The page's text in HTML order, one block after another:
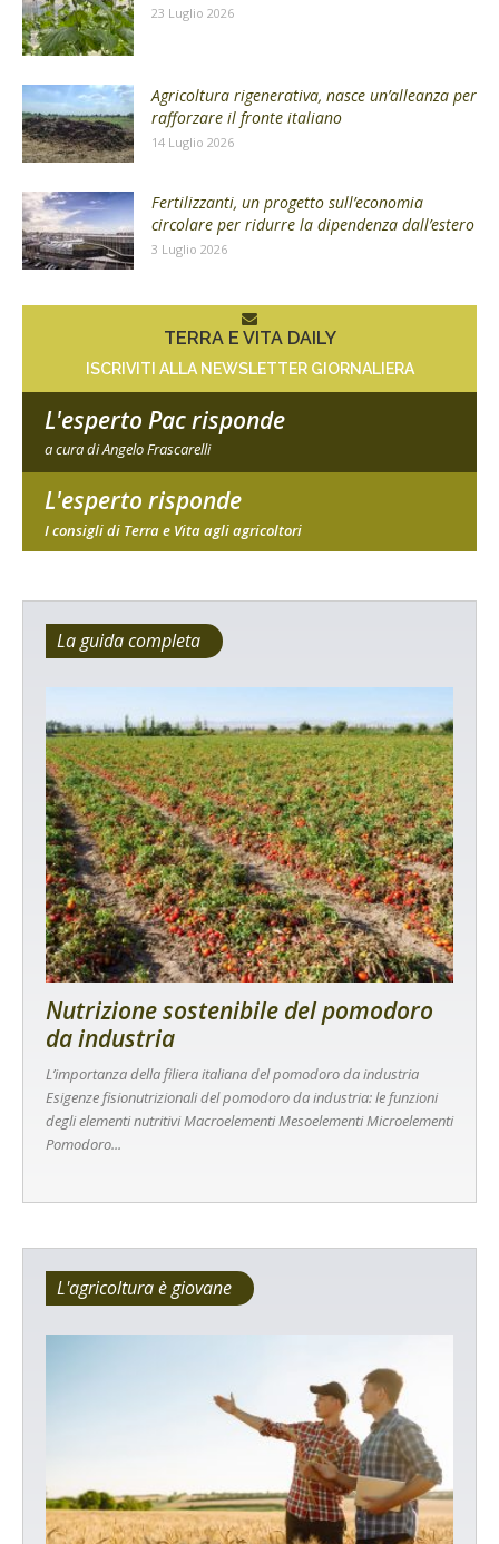
23 Luglio 2026
Agricoltura rigenerativa, nasce un’alleanza per
rafforzare il fronte italiano
14 Luglio 2026
Fertilizzanti, un progetto sull’economia
circolare per ridurre la dipendenza dall’estero
3 Luglio 2026
TERRA E VITA DAILY
ISCRIVITI ALLA NEWSLETTER GIORNALIERA
L'esperto Pac risponde
a cura di Angelo Frascarelli
L'esperto risponde
I consigli di Terra e Vita agli agricoltori
La guida completa
Nutrizione sostenibile del pomodoro
da industria
L’importanza della filiera italiana del pomodoro da industria
Esigenze fisionutrizionali del pomodoro da industria: le funzioni
degli elementi nutritivi Macroelementi Mesoelementi Microelementi
Pomodoro...
L'agricoltura è giovane